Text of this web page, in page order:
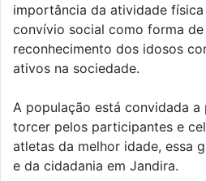
importância da atividade
convívio social como forma
reconhecimento dos idosos
ativos na sociedade.
A população está convidada
torcer pelos participantes e
atletas da melhor idade, essa
e da cidadania em Jandira.